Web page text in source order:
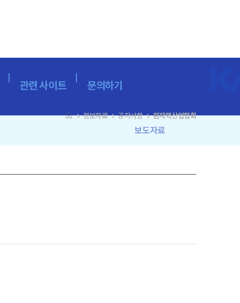
관련 사이트 문의하기
보도자료
navigate_next정보자료navigate_next공지사항navigate_next원자력산업협회